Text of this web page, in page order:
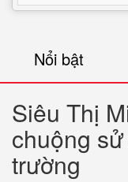
Nổi bật
Siêu Thị
chuộng
trường